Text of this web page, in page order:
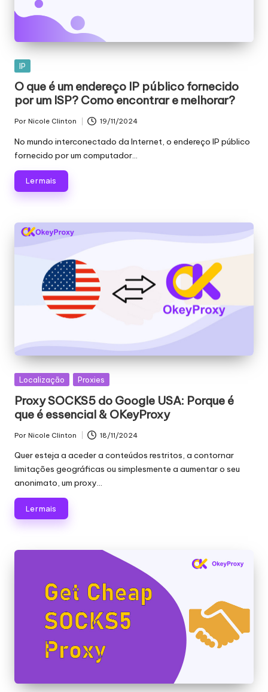
Publicado
IP
O que é um endereço IP público fornecido
por um ISP? Como encontrar e melhorar?
por
Por Nicole Clinton 19/11/2024
No mundo interconectado da Internet, o endereço IP público
fornecido por um computador...
Ler mais
Publicado
Localização Proxies
Proxy SOCKS5 do Google USA: Porque é
que é essencial & OKeyProxy
Publicado
por
Por Nicole Clinton 18/11/2024
Quer esteja a aceder a conteúdos restritos, a contornar
limitações geográficas ou simplesmente a aumentar o seu
anonimato, um proxy...
Ler mais